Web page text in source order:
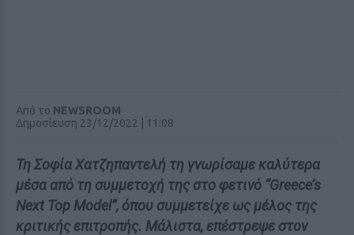
Από το NEWSROOM
Δημοσίευση 23/12/2022 | 11:08
Τη Σοφία Χατζηπαντελή τη γνωρίσαμε καλύτερα
μέσα από τη συμμετοχή της στο φετινό “Greece’s
Next Top Model”, όπου συμμετείχε ως μέλος της
κριτικής επιτροπής. Μάλιστα, επέστρεψε στον